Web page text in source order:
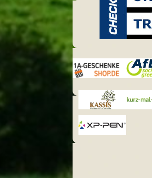
1a-
Geschenkeshop
AfB
Kassis
Geschenkartikel
kurz-
weg
XPPen